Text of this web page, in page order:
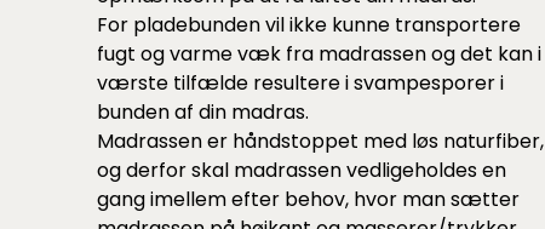
For pladebunden vil ikke kunne transportere
fugt og varme væk fra madrassen og det kan i
værste tilfælde resultere i svampesporer i
bunden af din madras.
Madrassen er håndstoppet med løs naturfiber,
og derfor skal madrassen vedligeholdes en
gang imellem efter behov, hvor man sætter